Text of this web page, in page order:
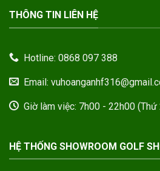
THÔNG TIN LIÊN HỆ
Hotline: 0868 097 388
Email:
Giờ làm việc: 7h00 - 22h00 (Thứ
HỆ THỐNG SHOWROOM GOLF